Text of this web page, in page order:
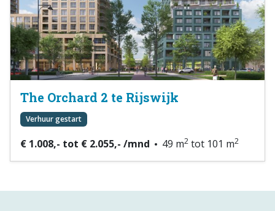
The Orchard 2 te Rijswijk
Verhuur gestart
€ 1.008,- tot € 2.055,- /mnd 49 m2 tot 101 m2